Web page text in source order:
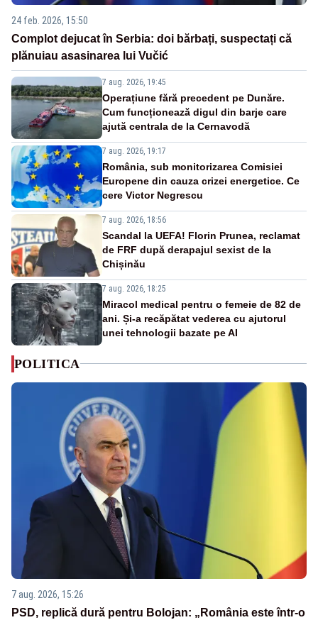
24 feb. 2026, 15:50
Complot dejucat în Serbia: doi bărbați, suspectați că
plănuiau asasinarea lui Vučić
7 aug. 2026, 19:45
Operațiune fără precedent pe Dunăre.
Cum funcționează digul din barje care
ajută centrala de la Cernavodă
7 aug. 2026, 19:17
România, sub monitorizarea Comisiei
Europene din cauza crizei energetice. Ce
cere Victor Negrescu
7 aug. 2026, 18:56
Scandal la UEFA! Florin Prunea, reclamat
de FRF după derapajul sexist de la
Chișinău
7 aug. 2026, 18:25
Miracol medical pentru o femeie de 82 de
ani. Și-a recăpătat vederea cu ajutorul
unei tehnologii bazate pe AI
POLITICA
7 aug. 2026, 15:26
PSD, replică dură pentru Bolojan: „România este într-o